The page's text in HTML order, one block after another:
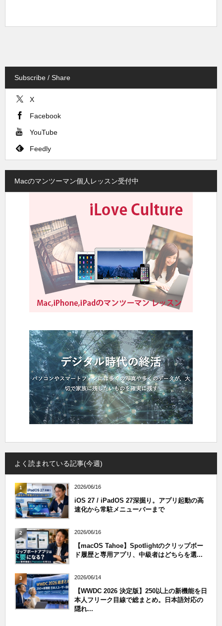
Subscribe / Share
X
Facebook
YouTube
Feedly
Macのマンツーマン個人レッスン受付中
よく読まれている記事(今週)
1 2026/06/16
iOS 27 / iPadOS 27深掘り。アプリ起動の高
速化から常駐メニューバーまで
2 2026/06/16
【macOS Tahoe】Spotlightのクリップボー
ド履歴と専用アプリ、中級者はどちらを選...
3 2026/06/14
【WWDC 2026 決定版】250以上の新機能を日
本人フリーク目線で総まとめ。日本語対応の
隠れ...